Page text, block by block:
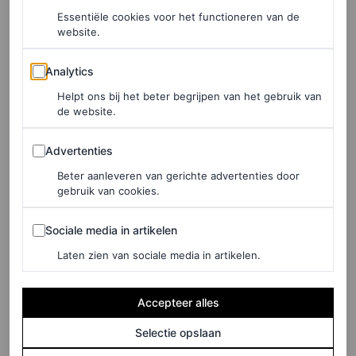
halslijn maakten de look extra romantisch. In combinatie
met haar losse, natuurlijke kapsel en minimale sieraden
straalde ze Hollywood-glamour uit – een flink contrast
met Adams kleurrijke Hawaii-shirt, basketbalshorts,
hoge sokken en sneakers.
LEES OOK
Welke schoenen draag je onder shorts? Dit
zijn de beste combinaties
Anti-couple dressing
Adam en Jackie Sandler zijn niet het enige koppel dat
Essentiële cookies voor het functioneren van de
website.
Analytics
Analytics
Helpt ons bij het beter begrijpen van het gebruik van
de website.
Advertenties
Advertenties
Beter aanleveren van gerichte advertenties door
gebruik van cookies.
Sociale media in artikelen
Sociale media in artikelen
Laten zien van sociale media in artikelen.
Accepteer alles
Selectie opslaan